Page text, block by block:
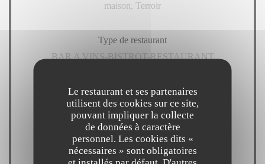
Le restaurant et ses partenaires
utilisent des cookies sur ce site,
pouvant impliquer la collecte
de données à caractère
personnel. Les cookies dits «
nécessaires » sont obligatoires
maison, Terroir
Type de restaurant
BAR A VINS-BISTROT-RESTAURANT
Services
Animaux acceptés, Accepte les réservations
Moyens de paiement
Amex, Sans Contact, Apple Pay, American Express,